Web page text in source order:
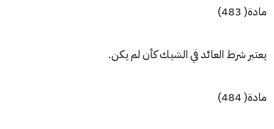
مادة( 483)
يعتبر شرط العائد في الشيك كأن لم يكن.
مادة( 484)